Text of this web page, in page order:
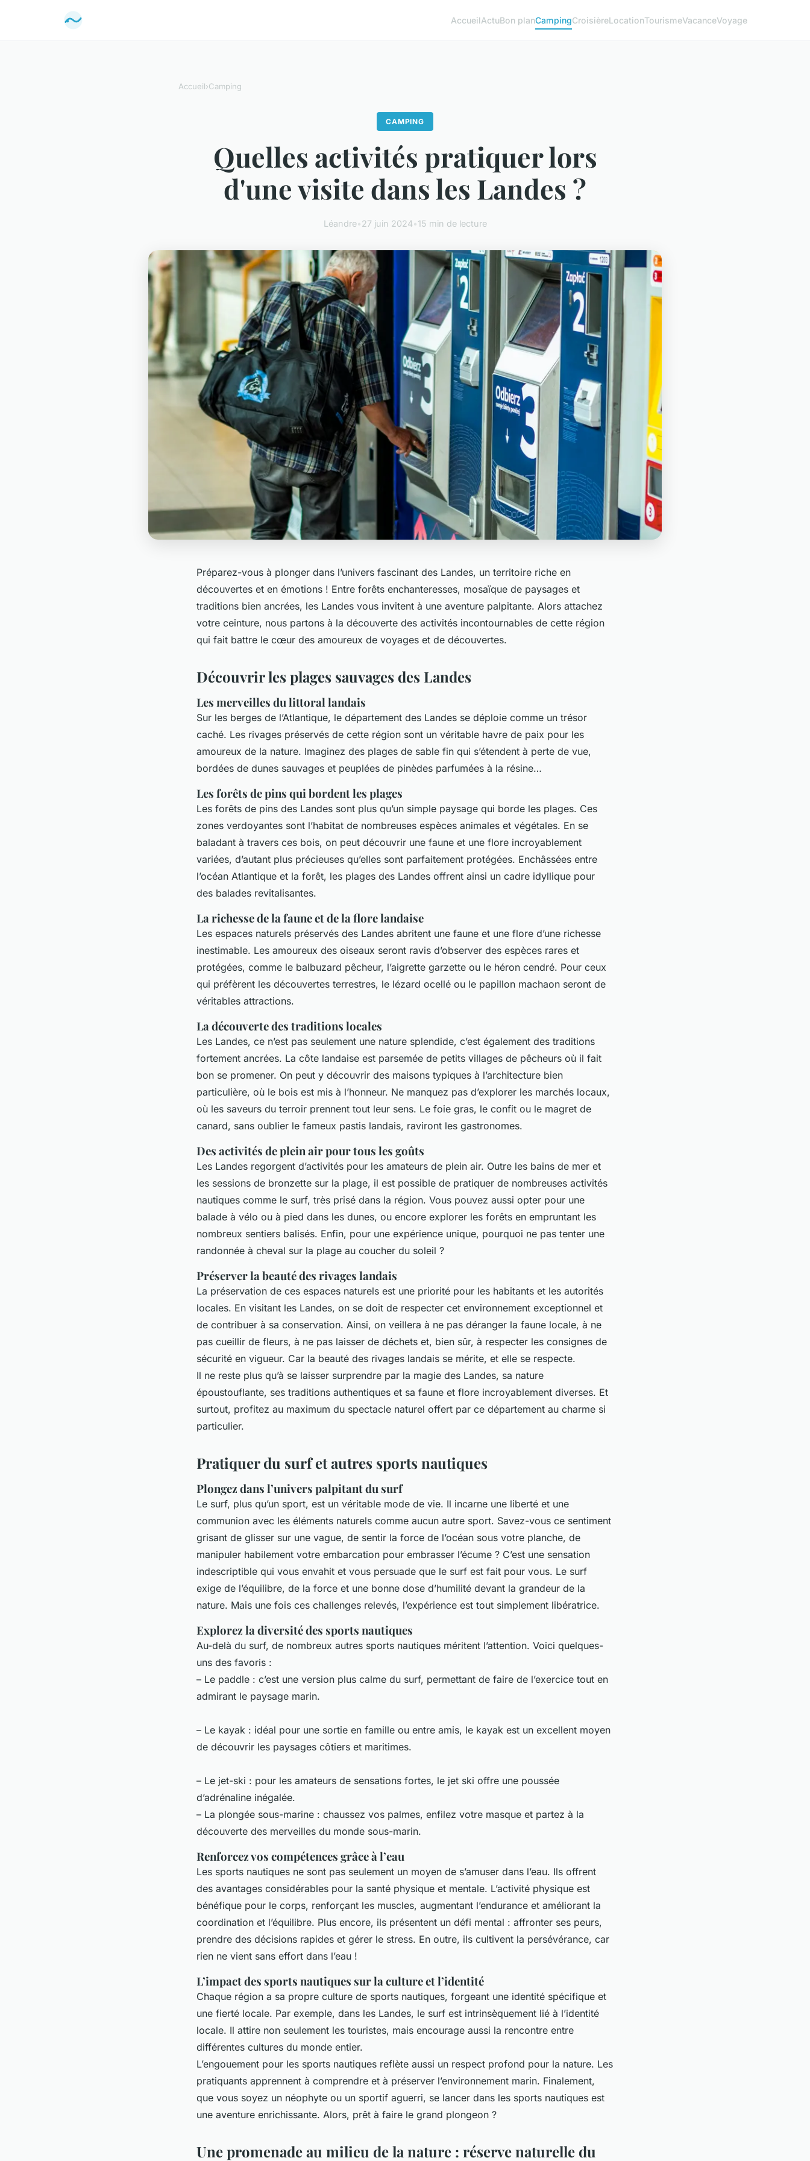
AccueilActuBon planCampingCroisièreLocationTourismeVacanceVoyage
Accueil›Camping
CAMPING
Quelles activités pratiquer lors
d'une visite dans les Landes ?
Léandre•27 juin 2024•15 min de lecture
Préparez-vous à plonger dans l’univers fascinant des Landes, un territoire riche en
découvertes et en émotions ! Entre forêts enchanteresses, mosaïque de paysages et
traditions bien ancrées, les Landes vous invitent à une aventure palpitante. Alors attachez
votre ceinture, nous partons à la découverte des activités incontournables de cette région
qui fait battre le cœur des amoureux de voyages et de découvertes.
Découvrir les plages sauvages des Landes
Les merveilles du littoral landais
Sur les berges de l’Atlantique, le département des Landes se déploie comme un trésor
caché. Les rivages préservés de cette région sont un véritable havre de paix pour les
amoureux de la nature. Imaginez des plages de sable fin qui s’étendent à perte de vue,
bordées de dunes sauvages et peuplées de pinèdes parfumées à la résine…
Les forêts de pins qui bordent les plages
Les forêts de pins des Landes sont plus qu’un simple paysage qui borde les plages. Ces
zones verdoyantes sont l’habitat de nombreuses espèces animales et végétales. En se
baladant à travers ces bois, on peut découvrir une faune et une flore incroyablement
variées, d’autant plus précieuses qu’elles sont parfaitement protégées. Enchâssées entre
l’océan Atlantique et la forêt, les plages des Landes offrent ainsi un cadre idyllique pour
des balades revitalisantes.
La richesse de la faune et de la flore landaise
Les espaces naturels préservés des Landes abritent une faune et une flore d’une richesse
inestimable. Les amoureux des oiseaux seront ravis d’observer des espèces rares et
protégées, comme le balbuzard pêcheur, l’aigrette garzette ou le héron cendré. Pour ceux
qui préfèrent les découvertes terrestres, le lézard ocellé ou le papillon machaon seront de
véritables attractions.
La découverte des traditions locales
Les Landes, ce n’est pas seulement une nature splendide, c’est également des traditions
fortement ancrées. La côte landaise est parsemée de petits villages de pêcheurs où il fait
bon se promener. On peut y découvrir des maisons typiques à l’architecture bien
particulière, où le bois est mis à l’honneur. Ne manquez pas d’explorer les marchés locaux,
où les saveurs du terroir prennent tout leur sens. Le foie gras, le confit ou le magret de
canard, sans oublier le fameux pastis landais, raviront les gastronomes.
Des activités de plein air pour tous les goûts
Les Landes regorgent d’activités pour les amateurs de plein air. Outre les bains de mer et
les sessions de bronzette sur la plage, il est possible de pratiquer de nombreuses activités
nautiques comme le surf, très prisé dans la région. Vous pouvez aussi opter pour une
balade à vélo ou à pied dans les dunes, ou encore explorer les forêts en empruntant les
nombreux sentiers balisés. Enfin, pour une expérience unique, pourquoi ne pas tenter une
randonnée à cheval sur la plage au coucher du soleil ?
Préserver la beauté des rivages landais
La préservation de ces espaces naturels est une priorité pour les habitants et les autorités
locales. En visitant les Landes, on se doit de respecter cet environnement exceptionnel et
de contribuer à sa conservation. Ainsi, on veillera à ne pas déranger la faune locale, à ne
pas cueillir de fleurs, à ne pas laisser de déchets et, bien sûr, à respecter les consignes de
sécurité en vigueur. Car la beauté des rivages landais se mérite, et elle se respecte.
Il ne reste plus qu’à se laisser surprendre par la magie des Landes, sa nature
époustouflante, ses traditions authentiques et sa faune et flore incroyablement diverses. Et
surtout, profitez au maximum du spectacle naturel offert par ce département au charme si
particulier.
Pratiquer du surf et autres sports nautiques
Plongez dans l’univers palpitant du surf
Le surf, plus qu’un sport, est un véritable mode de vie. Il incarne une liberté et une
communion avec les éléments naturels comme aucun autre sport. Savez-vous ce sentiment
grisant de glisser sur une vague, de sentir la force de l’océan sous votre planche, de
manipuler habilement votre embarcation pour embrasser l’écume ? C’est une sensation
indescriptible qui vous envahit et vous persuade que le surf est fait pour vous. Le surf
exige de l’équilibre, de la force et une bonne dose d’humilité devant la grandeur de la
nature. Mais une fois ces challenges relevés, l’expérience est tout simplement libératrice.
Explorez la diversité des sports nautiques
Au-delà du surf, de nombreux autres sports nautiques méritent l’attention. Voici quelques-
uns des favoris :
– Le paddle : c’est une version plus calme du surf, permettant de faire de l’exercice tout en
admirant le paysage marin.
– Le kayak : idéal pour une sortie en famille ou entre amis, le kayak est un excellent moyen
de découvrir les paysages côtiers et maritimes.
– Le jet-ski : pour les amateurs de sensations fortes, le jet ski offre une poussée
d’adrénaline inégalée.
– La plongée sous-marine : chaussez vos palmes, enfilez votre masque et partez à la
découverte des merveilles du monde sous-marin.
Renforcez vos compétences grâce à l’eau
Les sports nautiques ne sont pas seulement un moyen de s’amuser dans l’eau. Ils offrent
des avantages considérables pour la santé physique et mentale. L’activité physique est
bénéfique pour le corps, renforçant les muscles, augmentant l’endurance et améliorant la
coordination et l’équilibre. Plus encore, ils présentent un défi mental : affronter ses peurs,
prendre des décisions rapides et gérer le stress. En outre, ils cultivent la persévérance, car
rien ne vient sans effort dans l’eau !
L’impact des sports nautiques sur la culture et l’identité
Chaque région a sa propre culture de sports nautiques, forgeant une identité spécifique et
une fierté locale. Par exemple, dans les Landes, le surf est intrinsèquement lié à l’identité
locale. Il attire non seulement les touristes, mais encourage aussi la rencontre entre
différentes cultures du monde entier.
L’engouement pour les sports nautiques reflète aussi un respect profond pour la nature. Les
pratiquants apprennent à comprendre et à préserver l’environnement marin. Finalement,
que vous soyez un néophyte ou un sportif aguerri, se lancer dans les sports nautiques est
une aventure enrichissante. Alors, prêt à faire le grand plongeon ?
Une promenade au milieu de la nature : réserve naturelle du